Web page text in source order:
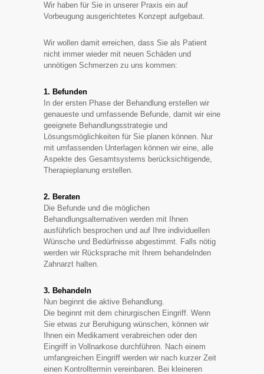
Wir haben für Sie in unserer Praxis ein auf
Vorbeugung ausgerichtetes Konzept aufgebaut.
Wir wollen damit erreichen, dass Sie als Patient
nicht immer wieder mit neuen Schäden und
unnötigen Schmerzen zu uns kommen:
1. Befunden
In der ersten Phase der Behandlung erstellen wir
genaueste und umfassende Befunde, damit wir eine
geeignete Behandlungsstrategie und
Lösungsmöglichkeiten für Sie planen können. Nur
mit umfassenden Unterlagen können wir eine, alle
Aspekte des Gesamtsystems berücksichtigende,
Therapieplanung erstellen.
2. Beraten
Die Befunde und die möglichen
Behandlungsalternativen werden mit Ihnen
ausführlich besprochen und auf Ihre individuellen
Wünsche und Bedürfnisse abgestimmt. Falls nötig
werden wir Rücksprache mit Ihrem behandelnden
Zahnarzt halten.
3. Behandeln
Nun beginnt die aktive Behandlung.
Die beginnt mit dem chirurgischen Eingriff. Wenn
Sie etwas zur Beruhigung wünschen, können wir
Ihnen ein Medikament verabreichen oder den
Eingriff in Vollnarkose durchführen. Nach einem
umfangreichen Eingriff werden wir nach kurzer Zeit
einen Kontrolltermin vereinbaren. Bei kleineren